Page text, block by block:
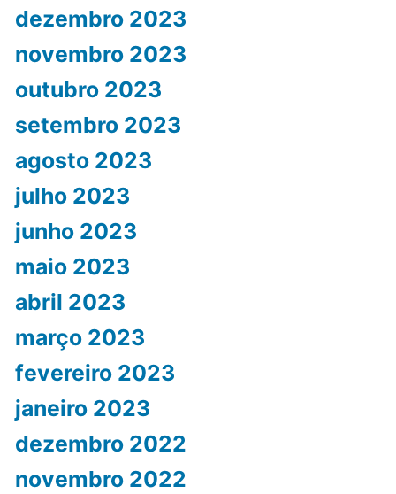
dezembro 2023
novembro 2023
outubro 2023
setembro 2023
agosto 2023
julho 2023
junho 2023
maio 2023
abril 2023
março 2023
fevereiro 2023
janeiro 2023
dezembro 2022
novembro 2022